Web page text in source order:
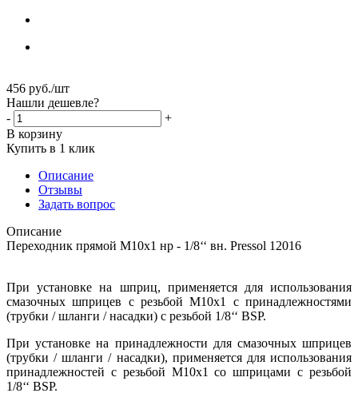
456 руб./шт
Нашли дешевле?
-
+
В корзину
Купить в 1 клик
Описание
Отзывы
Задать вопрос
Описание
Переходник прямой M10x1 нр - 1/8‘‘ вн. Pressol 12016
При установке на шприц, применяется для использования
смазочных шприцев с резьбой М10х1 с принадлежностями
(трубки / шланги / насадки) с резьбой 1/8‘‘ BSP.
При установке на принадлежности для смазочных шприцев
(трубки / шланги / насадки), применяется для использования
принадлежностей с резьбой М10х1 со шприцами с резьбой
1/8‘‘ BSP.